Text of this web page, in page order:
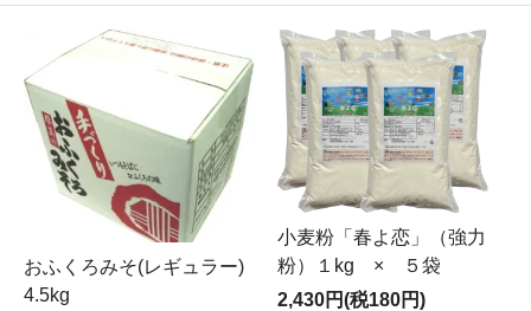
おふくろみそ(レギュラー)
4.5kg
小麦粉「春よ恋」（強力
粉）１kg × ５袋
2,430円(税180円)